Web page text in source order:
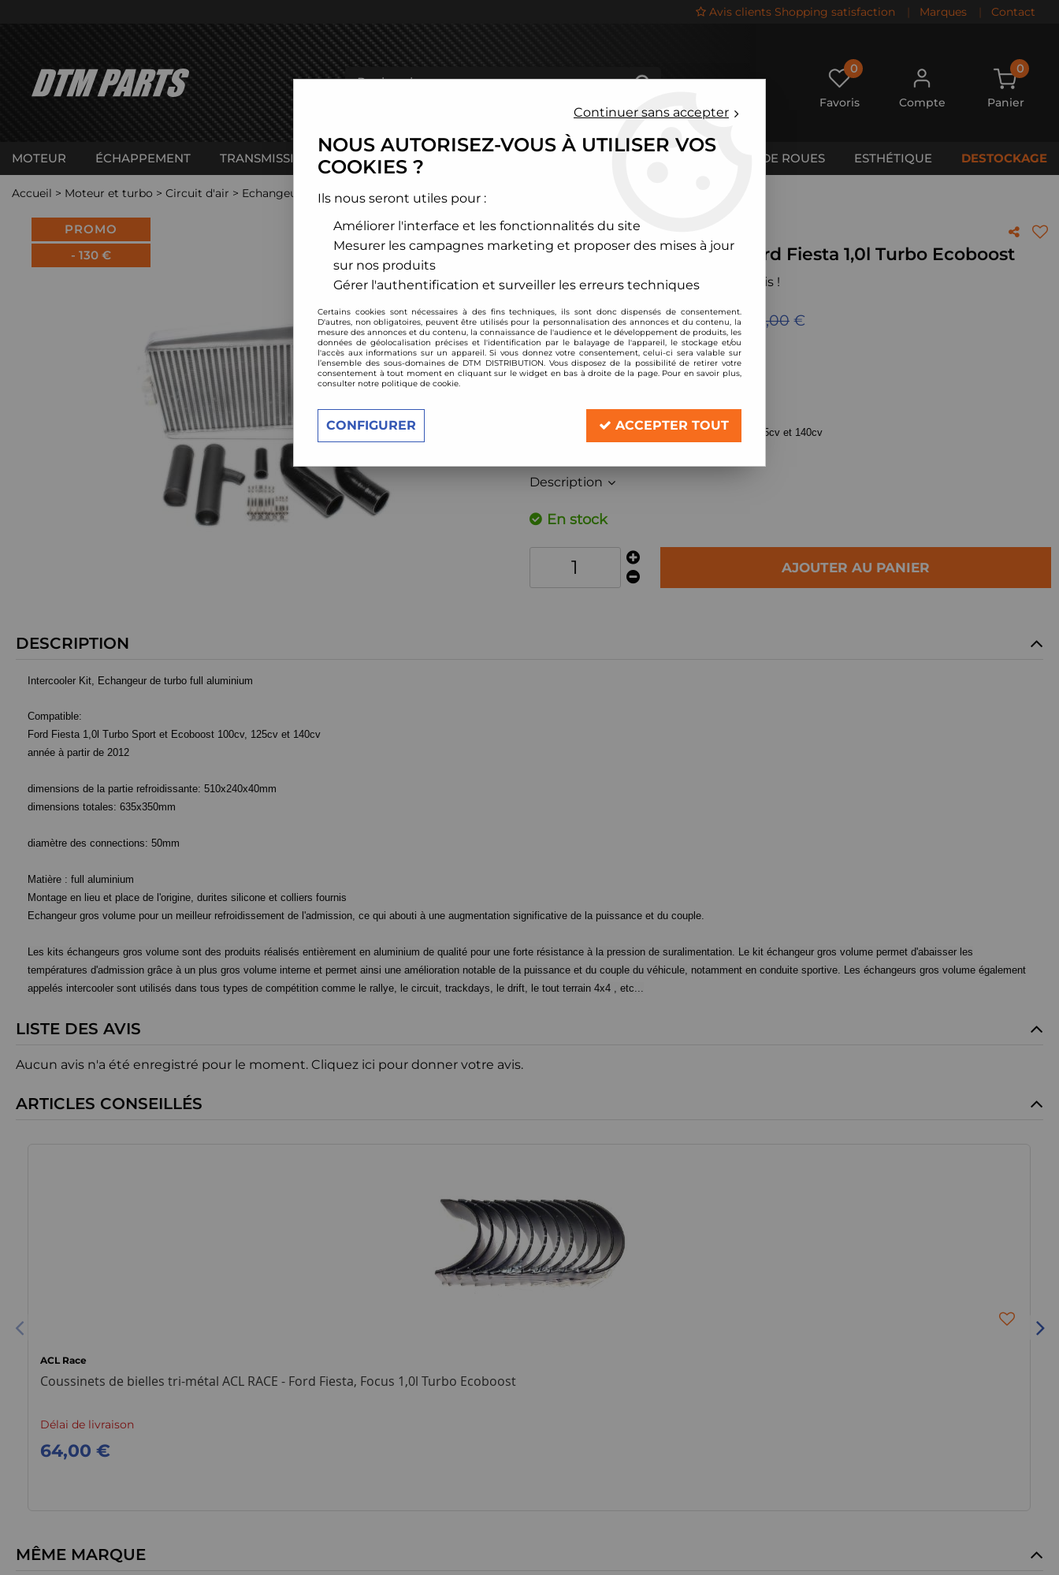
Avis clients Shopping satisfaction | Marques | Contact
0
Favoris Compte
0
Panier
MOTEUR ÉCHAPPEMENT TRANSMISSION CHÂSSIS CALES DE ROUES ESTHÉTIQUE DESTOCKAGE
Accueil > Moteur et turbo > Circuit d'air > Echangeur de turbo > Ford >Fiesta > kit Echangeur de turbo Ford Fiesta 1,0l Turbo Ecoboost
PROMO
- 130 €
TA TECHNIX
kit Echangeur de turbo Ford Fiesta 1,0l Turbo Ecoboost
Soyez le premier à donner votre avis !
319,00 €TTC au lieu de449,00 €
Réf. :05FO002
Intercooler Kit, Echangeur de turbo full aluminium
Ford Fiesta 1,0l Turbo Sport et Ecoboost 100cv, 125cv et 140cv
Description
En stock
AJOUTER AU PANIER
DESCRIPTION
Intercooler Kit, Echangeur de turbo full aluminium
Compatible:
Ford Fiesta 1,0l Turbo Sport et Ecoboost 100cv, 125cv et 140cv
année à partir de 2012
dimensions de la partie refroidissante: 510x240x40mm
dimensions totales: 635x350mm
diamètre des connections: 50mm
Matière : full aluminium
Montage en lieu et place de l'origine, durites silicone et colliers fournis
Echangeur gros volume pour un meilleur refroidissement de l'admission, ce qui abouti à une augmentation significative de la puissance et du couple.
Les kits échangeurs gros volume sont des produits réalisés entièrement en aluminium de qualité pour une forte résistance à la pression de suralimentation. Le kit échangeur gros volume permet d'abaisser les
températures d'admission grâce à un plus gros volume interne et permet ainsi une amélioration notable de la puissance et du couple du véhicule, notamment en conduite sportive. Les échangeurs gros volume également
appelés intercooler sont utilisés dans tous types de compétition comme le rallye, le circuit, trackdays, le drift, le tout terrain 4x4 , etc...
LISTE DES AVIS
Aucun avis n'a été enregistré pour le moment. Cliquez ici pour donner votre avis.
ARTICLES CONSEILLÉS
ACL Race
Coussinets de bielles tri-métal ACL RACE - Ford Fiesta, Focus 1,0l Turbo Ecoboost
Délai de livraison
64,00 €
MÊME MARQUE
Continuer sans accepter
NOUS AUTORISEZ-VOUS À UTILISER VOS
COOKIES ?
Ils nous seront utiles pour :
Améliorer l'interface et les fonctionnalités du site
Mesurer les campagnes marketing et proposer des mises à jour
sur nos produits
Gérer l'authentification et surveiller les erreurs techniques
Certains cookies sont nécessaires à des fins techniques, ils sont donc dispensés de consentement.
D'autres, non obligatoires, peuvent être utilisés pour la personnalisation des annonces et du contenu, la
mesure des annonces et du contenu, la connaissance de l'audience et le développement de produits, les
données de géolocalisation précises et l'identification par le balayage de l'appareil, le stockage et/ou
l'accès aux informations sur un appareil. Si vous donnez votre consentement, celui-ci sera valable sur
l’ensemble des sous-domaines de DTM DISTRIBUTION. Vous disposez de la possibilité de retirer votre
consentement à tout moment en cliquant sur le widget en bas à droite de la page. Pour en savoir plus,
consulter notre politique de cookie.
CONFIGURER ACCEPTER TOUT